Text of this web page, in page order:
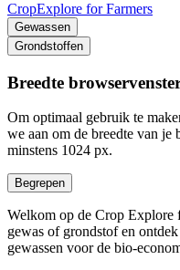
CropExplore for Farmers
Gewassen
Grondstoffen
Breedte
Om optimaal gebruik te
we aan om de breedte van je
minstens 1024 px.
Begrepen
Welkom op de Crop Explore
gewas of grondstof en
gewassen voor de bio-